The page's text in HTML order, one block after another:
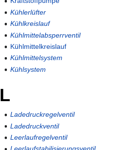
Kühlerlüfter
Kühlkreislauf
Kühlmittelabsperrventil
Kühlmittelkreislauf
Kühlmittelsystem
Kühlsystem
L
Ladedruckregelventil
Ladedruckventil
Leerlaufregelventil